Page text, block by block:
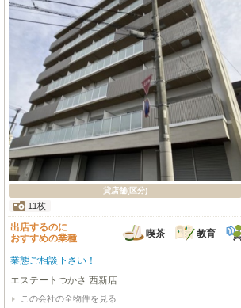
貸店舗(区分)
11枚
出店するのに
おすすめの業種
喫茶 教育
業態ご相談下さい！
エステートつかさ 西新店
この会社の全物件を見る